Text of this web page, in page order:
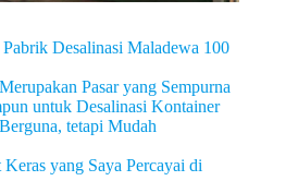
Desalinasi Maladewa 100
Pasar yang Sempurna
untuk Desalinasi Kontainer
tetapi Mudah
yang Saya Percayai di